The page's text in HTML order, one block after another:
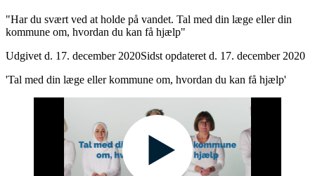
"Har du svært ved at holde på vandet. Tal med din læge eller din
kommune om, hvordan du kan få hjælp"
Udgivet d. 17. december 2020Sidst opdateret d. 17. december 2020
'Tal med din læge eller kommune om, hvordan du kan få hjælp'